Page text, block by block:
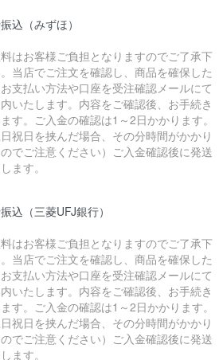
込（みずほ）
はお客様ご負担となりますのでご了承下
当店でご注文を確認し、商品を確保した
支払い方法や口座を受注確認メールにて
いたします。内容をご確認後、お手続き
す。ご入金の確認は1～2日かかります。
日祝日を挟んだ場合、その分時間がかかり
でご注意ください）ご入金確認後に発送
ます。
込（三菱UFJ銀行）
はお客様ご負担となりますのでご了承下
当店でご注文を確認し、商品を確保した
支払い方法や口座を受注確認メールにて
いたします。内容をご確認後、お手続き
す。ご入金の確認は1～2日かかります。
日祝日を挟んだ場合、その分時間がかかり
でご注意ください）ご入金確認後に発送
ます。